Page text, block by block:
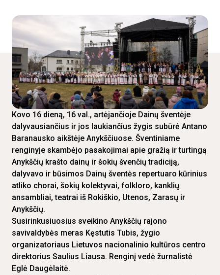
Kovo 16 dieną, 16 val., artėjančioje Dainų šventėje
dalyvausiančius ir jos laukiančius žygis subūrė Antano
Baranausko aikštėje Anykščiuose. Šventiniame
renginyje skambėjo pasakojimai apie gražią ir turtingą
Anykščių krašto dainų ir šokių švenčių tradiciją,
dalyvavo ir būsimos Dainų šventės repertuaro kūrinius
atliko chorai, šokių kolektyvai, folkloro, kanklių
ansambliai, teatrai iš Rokiškio, Utenos, Zarasų ir
Anykščių.
Susirinkusiuosius sveikino Anykščių rajono
savivaldybės meras Kęstutis Tubis, žygio
organizatoriaus Lietuvos nacionalinio kultūros centro
direktorius Saulius Liausa. Renginį vedė žurnalistė
Eglė Daugėlaitė.